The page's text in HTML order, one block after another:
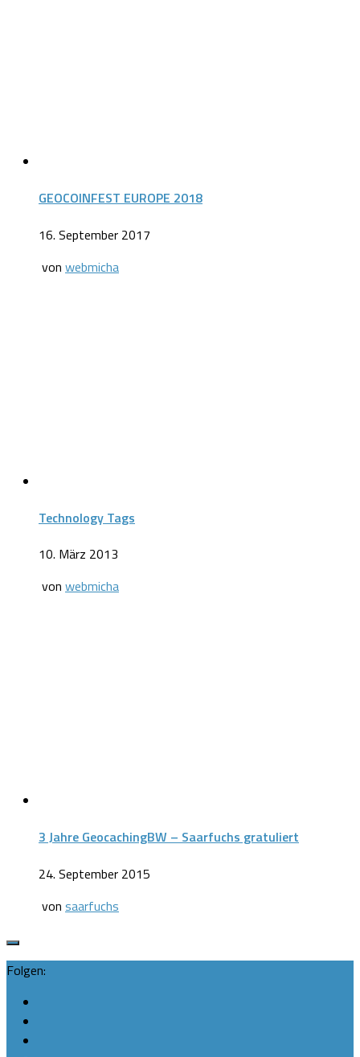
GEOCOINFEST EUROPE 2018
16. September 2017
von webmicha
Technology Tags
10. März 2013
von webmicha
3 Jahre GeocachingBW – Saarfuchs gratuliert
24. September 2015
von saarfuchs
Folgen: